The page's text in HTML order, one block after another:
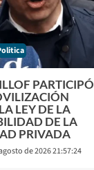
PARTICIPÓ
LEY DE LA
DE LA
PRIVADA
de 2026 21:57:24